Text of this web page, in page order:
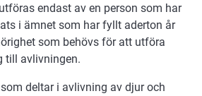
endast av en person som har
i ämnet som har fyllt aderton år
som behövs för att utföra
till avlivningen.
deltar i avlivning av djur och